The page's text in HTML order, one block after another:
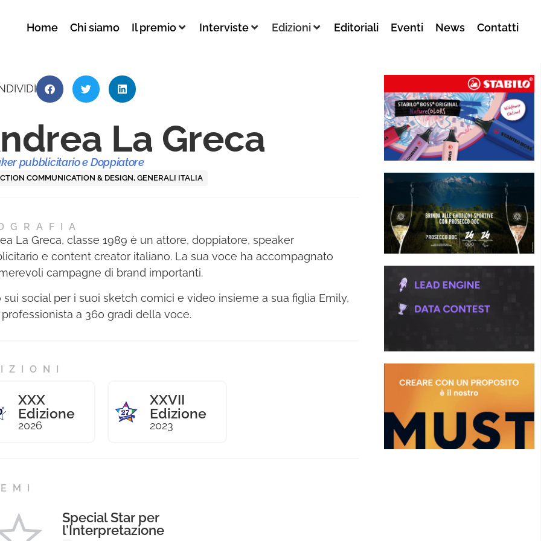
Home Chi siamo Il premio Interviste Edizioni Editoriali Eventi News Contatti
La Greca
pubblicitario e Doppiatore
COMMUNICATION & DESIGN,GENERALI ITALIA
La Greca, classe 1989 è un attore, doppiatore, speaker
e content creator italiano. La sua voce ha accompagnato
campagne di brand importanti.
sui social per i suoi sketch comici e video insieme a sua figlia Emily,
a 360 gradi della voce.
XXX
Edizione
2026
XXVII
Edizione
2023
Special Star per
l’Interpretazione